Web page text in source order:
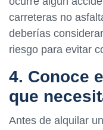
carreteras no
deberías
riesgo para evitar
4. Conoce
que
Antes de alquilar